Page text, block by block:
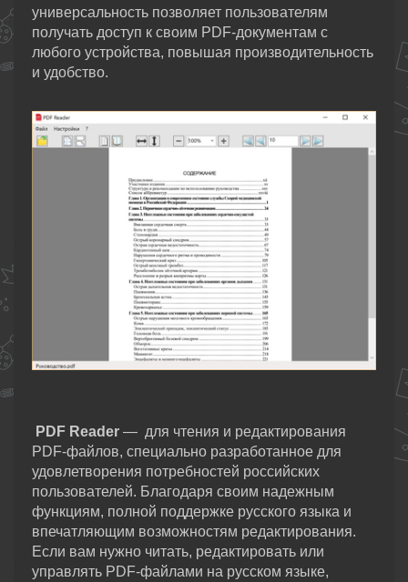
универсальность позволяет пользователям
получать доступ к своим PDF-документам с
любого устройства, повышая производительность
и удобство.
PDF Reader — для чтения и редактирования
PDF-файлов, специально разработанное для
удовлетворения потребностей российских
пользователей. Благодаря своим надежным
функциям, полной поддержке русского языка и
впечатляющим возможностям редактирования.
Если вам нужно читать, редактировать или
управлять PDF-файлами на русском языке,